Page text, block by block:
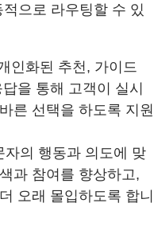
으로 라우팅할 수 있
인화된 추천, 가이드
을 통해 고객이 실시
른 선택을 하도록 지원
자의 행동과 의도에 맞
과 참여를 향상하고,
오래 몰입하도록 합니